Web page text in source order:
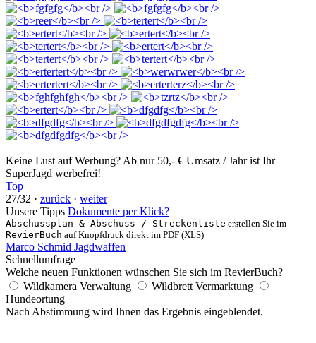
Keine Lust auf Werbung? Ab nur 50,- € Umsatz / Jahr ist Ihr
SuperJagd werbefrei!
Top
27/32 · zurück · weiter
Unsere Tipps Dokumente per Klick?
Abschussplan & Abschuss-/ Streckenliste erstellen Sie im
RevierBuch auf Knopfdruck direkt im PDF (XLS)
Marco Schmid Jagdwaffen
Schnellumfrage
Welche neuen Funktionen wünschen Sie sich im RevierBuch?
Wildkamera Verwaltung
Wildbrett Vermarktung
Hundeortung
Nach Abstimmung wird Ihnen das Ergebnis eingeblendet.